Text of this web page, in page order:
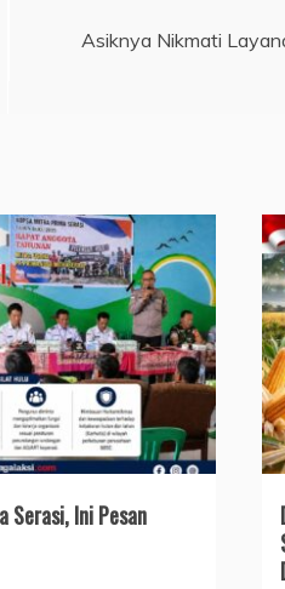
Asiknya Nikmati
Serasi, Ini Pesan